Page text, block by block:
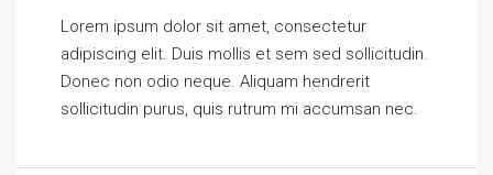
Lorem ipsum dolor sit amet, consectetur
adipiscing elit. Duis mollis et sem sed sollicitudin.
Donec non odio neque. Aliquam hendrerit
sollicitudin purus, quis rutrum mi accumsan nec.